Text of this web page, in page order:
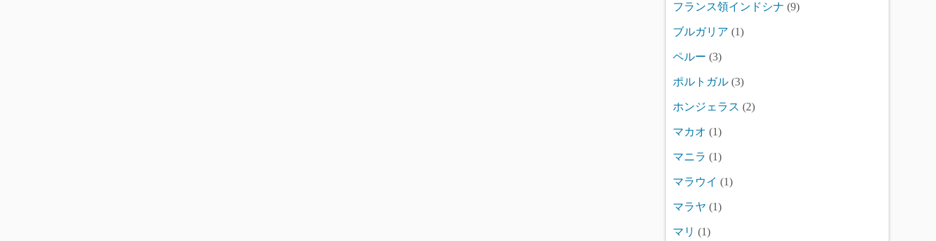
フランス領インドシナ (9)
ブルガリア (1)
ペルー (3)
ポルトガル (3)
ホンジェラス (2)
マカオ (1)
マニラ (1)
マラウイ (1)
マラヤ (1)
マリ (1)